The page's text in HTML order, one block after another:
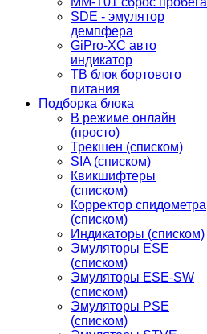
SDE - эмулятор
демпфера
GiPro-XC авто
индикатор
TB блок бортового
питания
Подборка блока
В режиме онлайн
(просто)
Трекшен (списком)
SIA (списком)
Квикшифтеры
(списком)
Корректор спидометра
(списком)
Индикаторы (списком)
Эмуляторы ESE
(списком)
Эмуляторы ESE-SW
(списком)
Эмуляторы PSE
(списком)